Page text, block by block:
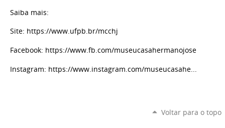
Saiba mais:
Site: https://www.ufpb.br/mcchj
Facebook: https://www.fb.com/museucasahermanojose
Instagram: https://www.instagram.com/museucasahe...
Voltar para o topo